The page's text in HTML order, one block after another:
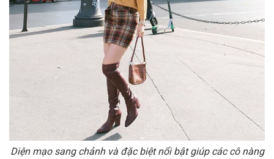
Diện mạo sang chảnh và đặc biệt nổi bật giúp các cô nàng